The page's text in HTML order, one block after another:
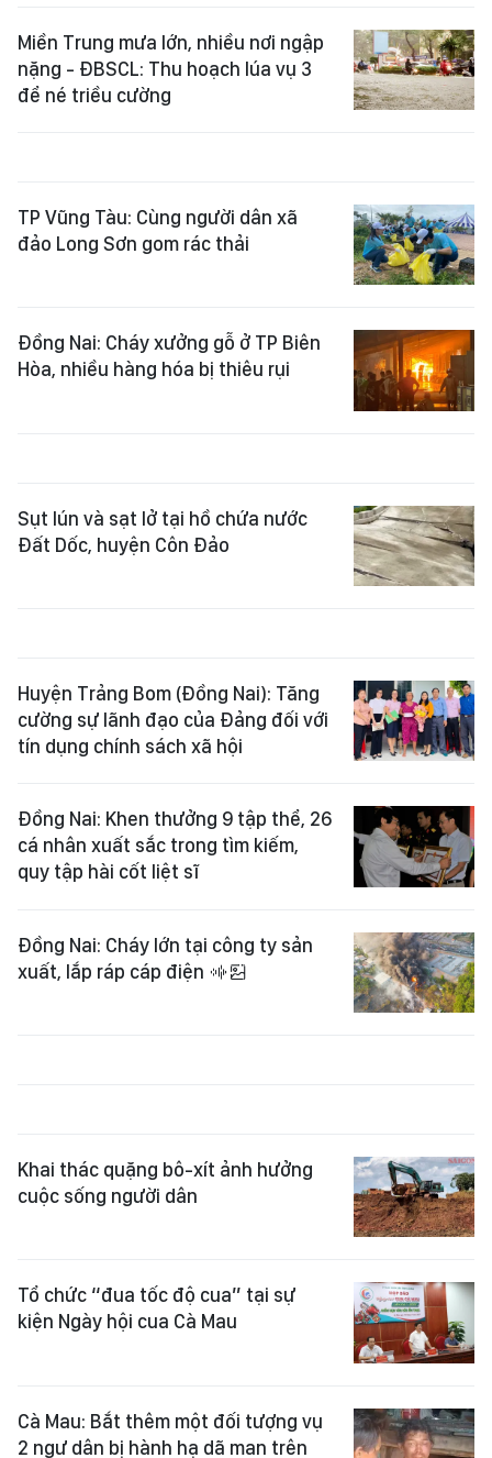
Miền Trung mưa lớn, nhiều nơi ngập
nặng - ĐBSCL: Thu hoạch lúa vụ 3
để né triều cường
TP Vũng Tàu: Cùng người dân xã
đảo Long Sơn gom rác thải
Đồng Nai: Cháy xưởng gỗ ở TP Biên
Hòa, nhiều hàng hóa bị thiêu rụi
Sụt lún và sạt lở tại hồ chứa nước
Đất Dốc, huyện Côn Đảo
Huyện Trảng Bom (Ðồng Nai): Tăng
cường sự lãnh đạo của Đảng đối với
tín dụng chính sách xã hội
Đồng Nai: Khen thưởng 9 tập thể, 26
cá nhân xuất sắc trong tìm kiếm,
quy tập hài cốt liệt sĩ
Đồng Nai: Cháy lớn tại công ty sản
xuất, lắp ráp cáp điện
Khai thác quặng bô-xít ảnh hưởng
cuộc sống người dân
Tổ chức “đua tốc độ cua” tại sự
kiện Ngày hội cua Cà Mau
Cà Mau: Bắt thêm một đối tượng vụ
2 ngư dân bị hành hạ dã man trên